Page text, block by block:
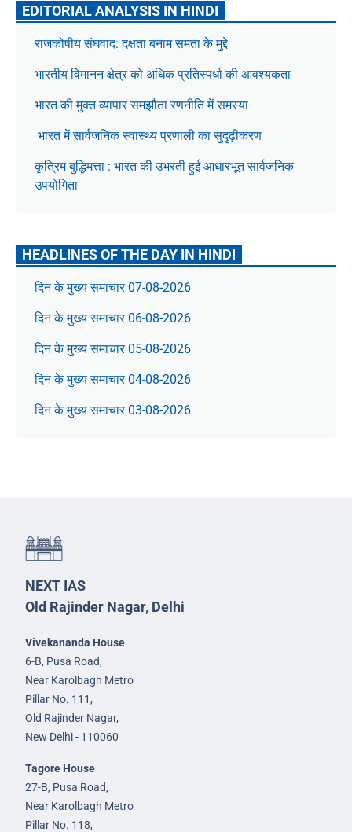
EDITORIAL ANALYSIS IN HINDI
राजकोषीय संघवाद: दक्षता बनाम समता के मुद्दे
भारतीय विमानन क्षेत्र को अधिक प्रतिस्पर्धा की आवश्यकता
भारत की मुक्त व्यापार समझौता रणनीति में समस्या
भारत में सार्वजनिक स्वास्थ्य प्रणाली का सुदृढ़ीकरण
कृत्रिम बुद्धिमत्ता : भारत की उभरती हुई आधारभूत सार्वजनिक
उपयोगिता
HEADLINES OF THE DAY IN HINDI
दिन के मुख्य समाचार 07-08-2026
दिन के मुख्य समाचार 06-08-2026
दिन के मुख्य समाचार 05-08-2026
दिन के मुख्य समाचार 04-08-2026
दिन के मुख्य समाचार 03-08-2026
NEXT IAS
Old Rajinder Nagar, Delhi
Vivekananda House
6-B, Pusa Road,
Near Karolbagh Metro
Pillar No. 111,
Old Rajinder Nagar,
New Delhi - 110060
Tagore House
27-B, Pusa Road,
Near Karolbagh Metro
Pillar No. 118,